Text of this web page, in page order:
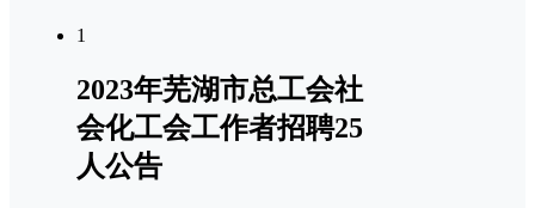
1
2023年芜湖市总工会社
会化工会工作者招聘25
人公告